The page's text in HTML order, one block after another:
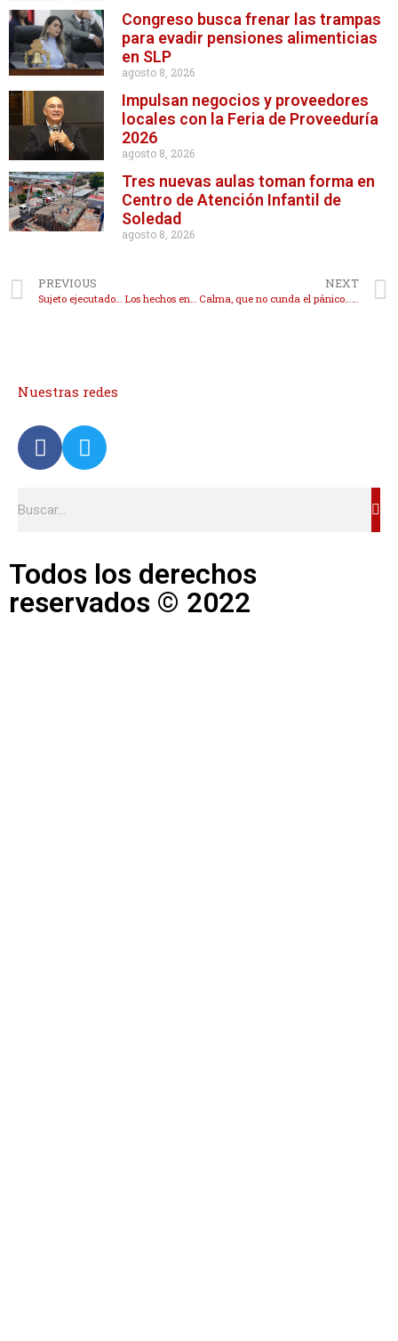
Congreso busca frenar las trampas
para evadir pensiones alimenticias
en SLP
agosto 8, 2026
Impulsan negocios y proveedores
locales con la Feria de Proveeduría
2026
agosto 8, 2026
Tres nuevas aulas toman forma en
Centro de Atención Infantil de
Soledad
agosto 8, 2026
PREVIOUS
Sujeto ejecutado… Los hechos en el fraccionamiento Torres de San Francisco
NEXT
Calma, que no cunda el pánico… Elementos de seguridad tienen seguro de gastos médicos mayores… eso dicen
Nuestras redes
Todos los derechos
reservados © 2022